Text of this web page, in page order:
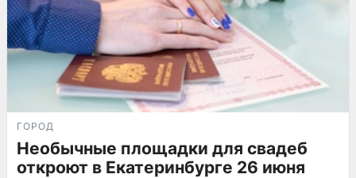
ГОРОД
Необычные площадки для свадеб
откроют в Екатеринбурге 26 июня